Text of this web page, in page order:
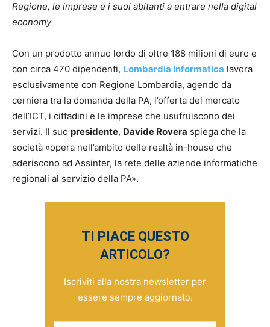
Regione, le imprese e i suoi abitanti a entrare nella digital
economy
Con un prodotto annuo lordo di oltre 188 milioni di euro e
con circa 470 dipendenti, Lombardia Informatica lavora
esclusivamente con Regione Lombardia, agendo da
cerniera tra la domanda della PA, l’offerta del mercato
dell’ICT, i cittadini e le imprese che usufruiscono dei
servizi. Il suo presidente, Davide Rovera spiega che la
società «opera nell’ambito delle realtà in-house che
aderiscono ad Assinter, la rete delle aziende informatiche
regionali al servizio della PA».
TI PIACE QUESTO
ARTICOLO?
Iscriviti alla nostra newsletter per
essere sempre aggiornato.